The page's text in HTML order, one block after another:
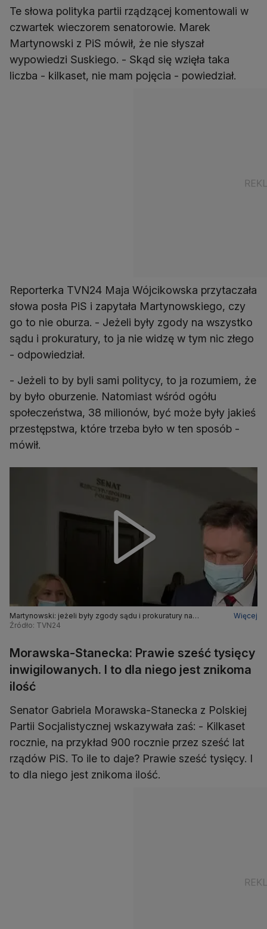
Te słowa polityka partii rządzącej komentowali w
czwartek wieczorem senatorowie. Marek
Martynowski z PiS mówił, że nie słyszał
wypowiedzi Suskiego. - Skąd się wzięła taka
liczba - kilkaset, nie mam pojęcia - powiedział.
Reporterka TVN24 Maja Wójcikowska przytaczała
słowa posła PiS i zapytała Martynowskiego, czy
go to nie oburza. - Jeżeli były zgody na wszystko
sądu i prokuratury, to ja nie widzę w tym nic złego
- odpowiedział.
- Jeżeli to by byli sami politycy, to ja rozumiem, że
by było oburzenie. Natomiast wśród ogółu
społeczeństwa, 38 milionów, być może były jakieś
przestępstwa, które trzeba było w ten sposób -
mówił.
Martynowski: jeżeli były zgody sądu i prokuratury na
wszystko, to ja nie widzę w tym nic złego
Więcej
Źródło: TVN24
Morawska-Stanecka: Prawie sześć tysięcy
inwigilowanych. I to dla niego jest znikoma
ilość
Senator Gabriela Morawska-Stanecka z Polskiej
Partii Socjalistycznej wskazywała zaś: - Kilkaset
rocznie, na przykład 900 rocznie przez sześć lat
rządów PiS. To ile to daje? Prawie sześć tysięcy. I
to dla niego jest znikoma ilość.